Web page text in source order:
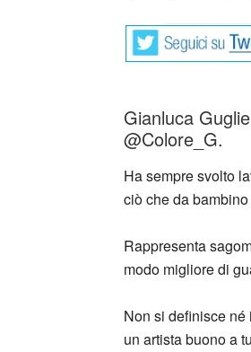
Gianluca
@Colore_G.
Ha sempre svolto
ciò che da
Rappresenta
modo migliore di
Non si definisce
un artista buono a